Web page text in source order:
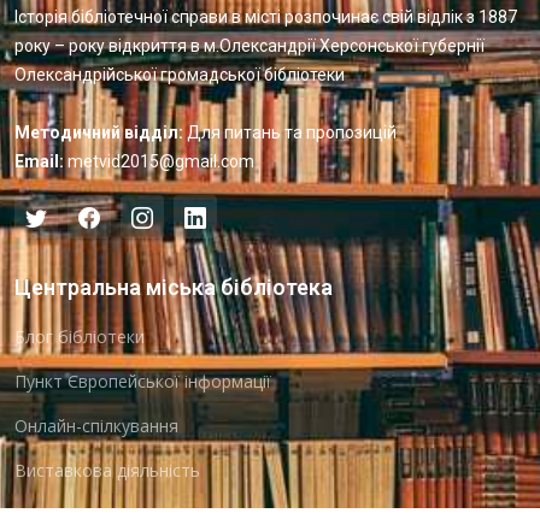
Історія бібліотечної справи в місті розпочинає свій відлік з 1887
року – року відкриття в м.Олександрії Херсонської губернії
Олександрійської громадської бібліотеки
Методичний відділ: Для питань та пропозицій
Email: metvid2015@gmail.com
Центральна міська бібліотека
Блог бібліотеки
Пункт Європейської інформації
Онлайн-спілкування
Виставкова діяльність
Facebook